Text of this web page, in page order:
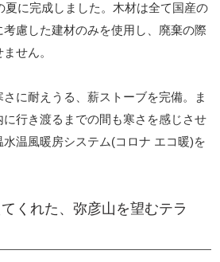
夏に完成しました。木材は全て国産の
考慮した建材のみを使用し、廃棄の際
せん。
に耐えうる、薪ストーブを完備。ま
行き渡るまでの間も寒さを感じさせ
温風暖房システム(コロナ エコ暖)を
くれた、弥彦山を望むテラ